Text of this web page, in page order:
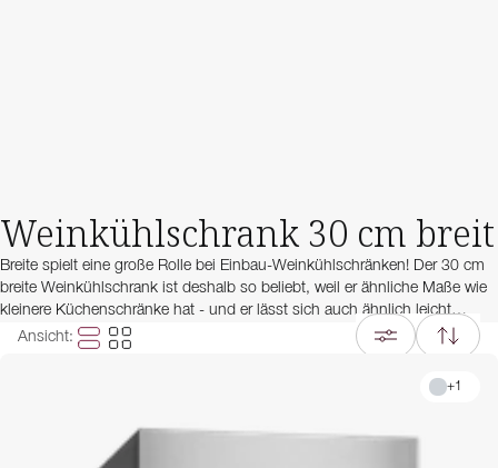
Weinkühlschrank 30 cm breit
Breite spielt eine große Rolle bei Einbau-Weinkühlschränken! Der 30 cm
breite Weinkühlschrank ist deshalb so beliebt, weil er ähnliche Maße wie
kleinere Küchenschränke hat - und er lässt sich auch ähnlich leicht
installieren. Bei uns finden Sie Weinkühlschränke 30 cm breit in
verschiedenen Designs und mit ein oder zwei Temperaturzonen - passend
Ansicht:
+1